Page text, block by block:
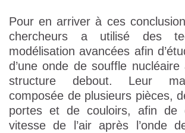
Pour en arriver à ces
chercheurs a utilisé des
modélisation avancées afin
d’une onde de souffle
structure debout. Leur
composée de plusieurs pièces,
portes et de couloirs, afin de
vitesse de l’air après l’onde